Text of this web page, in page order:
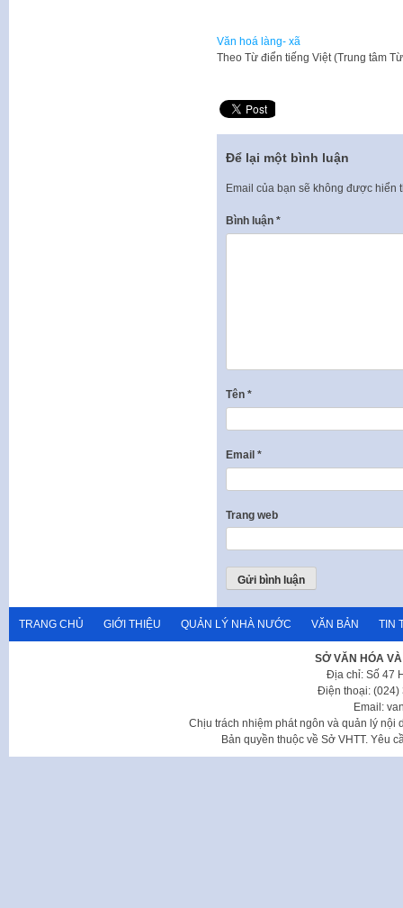
Văn hoá làng- xã
​Theo Từ điển tiếng Việt (Trung tâm
Để lại một bình luận
Email của bạn sẽ không được hiển
Bình luận *
Tên *
Email *
Trang web
TRANG CHỦ GIỚI THIỆU QUẢN LÝ NHÀ NƯỚC VĂN BẢN TIN
SỞ VĂN HÓA
Địa chỉ: Số 47
Điện thoại: (024)
Email:
Chịu trách nhiệm phát ngôn và quản lý nội
Bản quyền thuộc về Sở VHTT. Yêu